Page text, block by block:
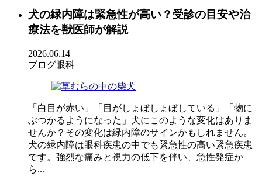
犬の緑内障は緊急性が高い？受診の目安や治
療法を獣医師が解説
2026.06.14
ブログ眼科
「白目が赤い」「目がしょぼしょぼしている」「物に
ぶつかるようになった」犬にこのような変化はありま
せんか？その変化は緑内障のサインかもしれません。
犬の緑内障は眼科疾患の中でも緊急性の高い緊急疾患
です。強烈な痛みと視力の低下を伴い、急性発症か
ら...